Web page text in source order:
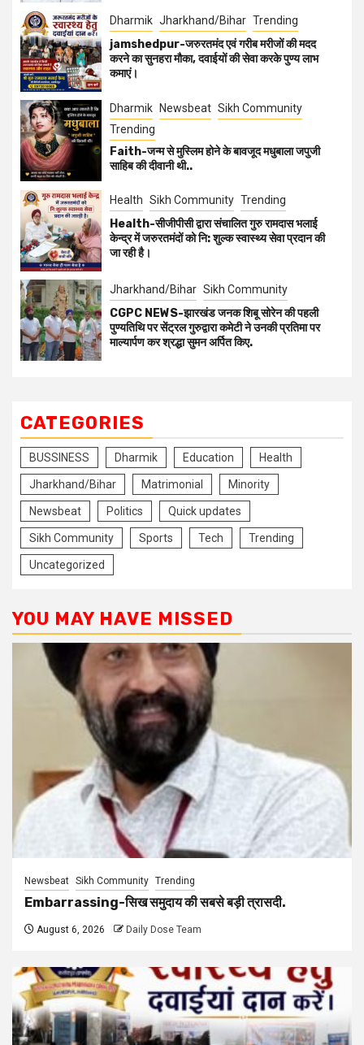
Dharmik Jharkhand/Bihar Trending
jamshedpur-जरुरतमंद एवं गरीब मरीजों की मदद
करने का सुनहरा मौका, दवाईयों की सेवा करके पुण्य लाभ
कमाएं।
Dharmik Newsbeat Sikh Community
Trending
Faith-जन्म से मुस्लिम होने के बावजूद मधुबाला जपुजी
साहिब की दीवानी थी..
Health Sikh Community Trending
Health-सीजीपीसी द्वारा संचालित गुरु रामदास भलाई
केन्द्र में जरुरतमंदों को नि: शुल्क स्वास्थ्य सेवा प्रदान की
जा रही है।
Jharkhand/Bihar Sikh Community
CGPC NEWS-झारखंड जनक शिबू सोरेन की पहली
पुण्यतिथि पर सेंट्रल गुरुद्वारा कमेटी ने उनकी प्रतिमा पर
माल्यार्पण कर श्रद्धा सुमन अर्पित किए.
CATEGORIES
BUSSINESS Dharmik Education Health
Jharkhand/Bihar Matrimonial Minority
Newsbeat Politics Quick updates
Sikh Community Sports Tech Trending
Uncategorized
YOU MAY HAVE MISSED
Newsbeat Sikh Community Trending
Embarrassing-सिख समुदाय की सबसे बड़ी त्रासदी.
August 6, 2026 Daily Dose Team